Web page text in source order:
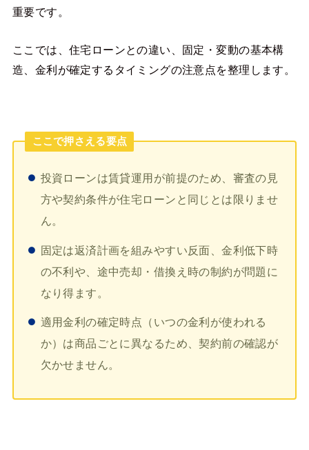
重要です。
ここでは、住宅ローンとの違い、固定・変動の基本構
造、金利が確定するタイミングの注意点を整理します。
ここで押さえる要点
投資ローンは賃貸運用が前提のため、審査の見
方や契約条件が住宅ローンと同じとは限りませ
ん。
固定は返済計画を組みやすい反面、金利低下時
の不利や、途中売却・借換え時の制約が問題に
なり得ます。
適用金利の確定時点（いつの金利が使われる
か）は商品ごとに異なるため、契約前の確認が
欠かせません。